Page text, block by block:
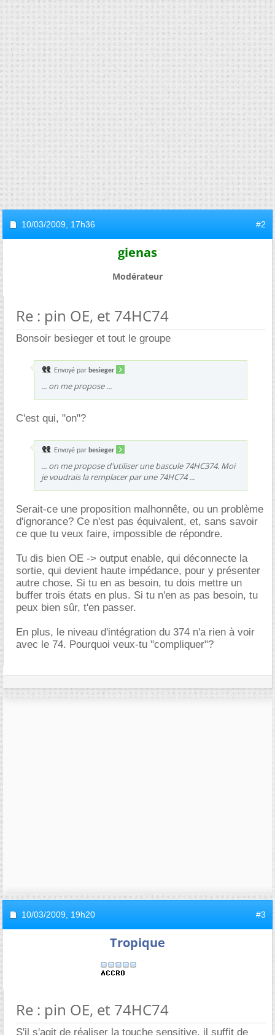
10/03/2009, 17h36 #2
gienas
Modérateur
Re : pin OE, et 74HC74
Bonsoir besieger et tout le groupe
Envoyé par besieger
... on me propose ...
C'est qui, "on"?
Envoyé par besieger
... on me propose d'utiliser une bascule 74HC374. Moi
je voudrais la remplacer par une 74HC74 ...
Serait-ce une proposition malhonnête, ou un problème
d'ignorance? Ce n'est pas équivalent, et, sans savoir
ce que tu veux faire, impossible de répondre.
Tu dis bien OE -> output enable, qui déconnecte la
sortie, qui devient haute impédance, pour y présenter
autre chose. Si tu en as besoin, tu dois mettre un
buffer trois états en plus. Si tu n'en as pas besoin, tu
peux bien sûr, t'en passer.
En plus, le niveau d'intégration du 374 n'a rien à voir
avec le 74. Pourquoi veux-tu "compliquer"?
10/03/2009, 19h20 #3
Tropique
Re : pin OE, et 74HC74
S'il s'agit de réaliser la touche sensitive, il suffit de